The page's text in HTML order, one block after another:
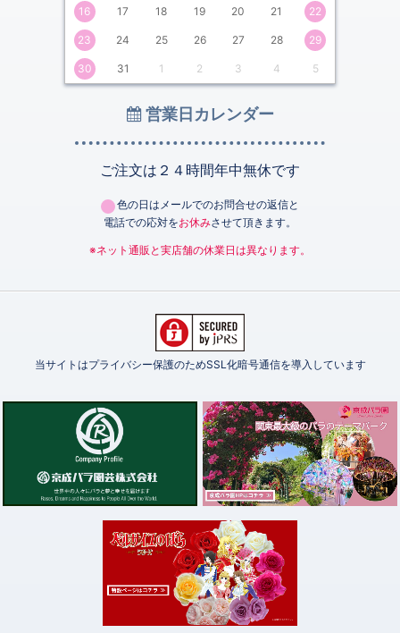
16 17 18 19 20 21 22
23 24 25 26 27 28 29
30 31 1 2 3 4 5
営業日カレンダー
ご注文は２４時間年中無休です
色の日はメールでのお問合せの返信と
電話での応対をお休みさせて頂きます。
※ネット通販と実店舗の休業日は異なります。
当サイトはプライバシー保護のためSSL化暗号通信を導入しています